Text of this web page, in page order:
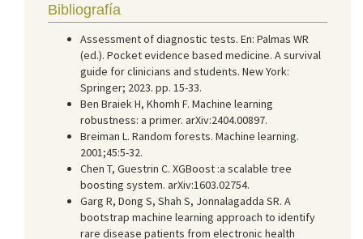
Bibliografía
Assessment of diagnostic tests. En: Palmas WR
(ed.). Pocket evidence based medicine. A survival
guide for clinicians and students. New York:
Springer; 2023. pp. 15-33.
Ben Braiek H, Khomh F. Machine learning
robustness: a primer. arXiv:2404.00897.
Breiman L. Random forests. Machine learning.
2001;45:5-32.
Chen T, Guestrin C. XGBoost :a scalable tree
boosting system. arXiv:1603.02754.
Garg R, Dong S, Shah S, Jonnalagadda SR. A
bootstrap machine learning approach to identify
rare disease patients from electronic health